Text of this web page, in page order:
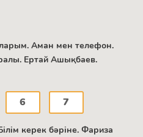
Аман мен телефон.
Ертай Ашықбаев.
6 7
керек бәріне. Фариза